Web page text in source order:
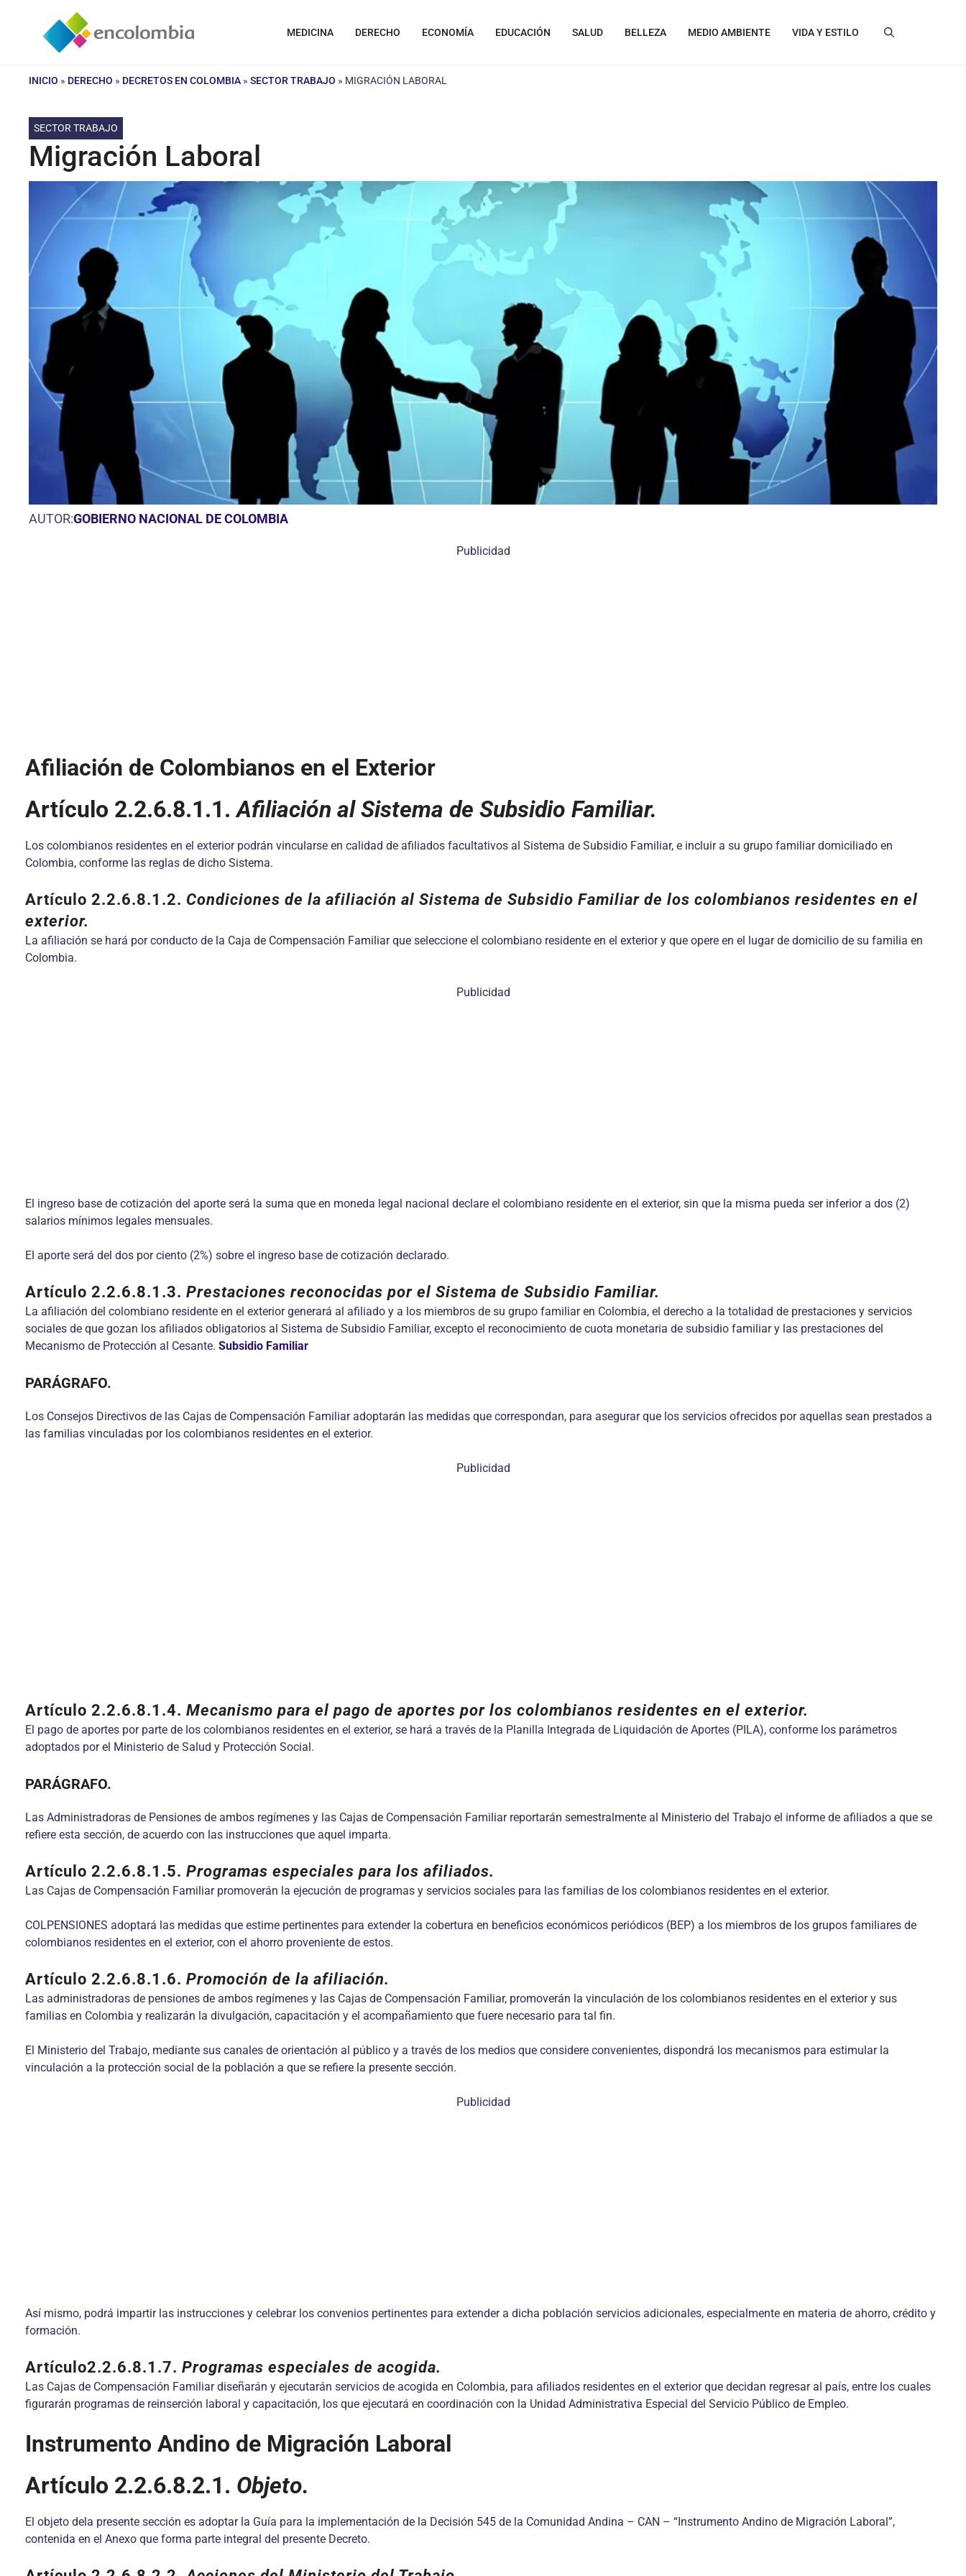
contenido
MEDICINA DERECHO ECONOMÍA EDUCACIÓN SALUD BELLEZA MEDIO AMBIENTE VIDA Y ESTILO
INICIO » DERECHO » DECRETOS EN COLOMBIA » SECTOR TRABAJO » MIGRACIÓN LABORAL
SECTOR TRABAJO
Migración Laboral
AUTOR:GOBIERNO NACIONAL DE COLOMBIA
Publicidad
Afiliación de Colombianos en el Exterior
Artículo 2.2.6.8.1.1.Afiliación al Sistema de Subsidio Familiar.
Los colombianos residentes en el exterior podrán vincularse en calidad de afiliados facultativos al Sistema de Subsidio Familiar, e incluir a su grupo familiar domiciliado en
Colombia, conforme las reglas de dicho Sistema.
Artículo 2.2.6.8.1.2. Condiciones de la afiliación al Sistema de Subsidio Familiar de los colombianos residentes en el
exterior.
La afiliación se hará por conducto de la Caja de Compensación Familiar que seleccione el colombiano residente en el exterior y que opere en el lugar de domicilio de su familia en
Colombia.
Publicidad
El ingreso base de cotización del aporte será la suma que en moneda legal nacional declare el colombiano residente en el exterior, sin que la misma pueda ser inferior a dos (2)
salarios mínimos legales mensuales.
El aporte será del dos por ciento (2%) sobre el ingreso base de cotización declarado.
Artículo 2.2.6.8.1.3. Prestaciones reconocidas por el Sistema de Subsidio Familiar.
La afiliación del colombiano residente en el exterior generará al afiliado y a los miembros de su grupo familiar en Colombia, el derecho a la totalidad de prestaciones y servicios
sociales de que gozan los afiliados obligatorios al Sistema de Subsidio Familiar, excepto el reconocimiento de cuota monetaria de subsidio familiar y las prestaciones del
Mecanismo de Protección al Cesante. Subsidio Familiar
PARÁGRAFO.
Los Consejos Directivos de las Cajas de Compensación Familiar adoptarán las medidas que correspondan, para asegurar que los servicios ofrecidos por aquellas sean prestados a
las familias vinculadas por los colombianos residentes en el exterior.
Publicidad
Artículo 2.2.6.8.1.4. Mecanismo para el pago de aportes por los colombianos residentes en el exterior.
El pago de aportes por parte de los colombianos residentes en el exterior, se hará a través de la Planilla Integrada de Liquidación de Aportes (PILA), conforme los parámetros
adoptados por el Ministerio de Salud y Protección Social.
PARÁGRAFO.
Las Administradoras de Pensiones de ambos regímenes y las Cajas de Compensación Familiar reportarán semestralmente al Ministerio del Trabajo el informe de afiliados a que se
refiere esta sección, de acuerdo con las instrucciones que aquel imparta.
Artículo 2.2.6.8.1.5. Programas especiales para los afiliados.
Las Cajas de Compensación Familiar promoverán la ejecución de programas y servicios sociales para las familias de los colombianos residentes en el exterior.
COLPENSIONES adoptará las medidas que estime pertinentes para extender la cobertura en beneficios económicos periódicos (BEP) a los miembros de los grupos familiares de
colombianos residentes en el exterior, con el ahorro proveniente de estos.
Artículo 2.2.6.8.1.6. Promoción de la afiliación.
Las administradoras de pensiones de ambos regímenes y las Cajas de Compensación Familiar, promoverán la vinculación de los colombianos residentes en el exterior y sus
familias en Colombia y realizarán la divulgación, capacitación y el acompañamiento que fuere necesario para tal fin.
El Ministerio del Trabajo, mediante sus canales de orientación al público y a través de los medios que considere convenientes, dispondrá los mecanismos para estimular la
vinculación a la protección social de la población a que se refiere la presente sección.
Publicidad
Así mismo, podrá impartir las instrucciones y celebrar los convenios pertinentes para extender a dicha población servicios adicionales, especialmente en materia de ahorro, crédito y
formación.
Artículo2.2.6.8.1.7. Programas especiales de acogida.
Las Cajas de Compensación Familiar diseñarán y ejecutarán servicios de acogida en Colombia, para afiliados residentes en el exterior que decidan regresar al país, entre los cuales
figurarán programas de reinserción laboral y capacitación, los que ejecutará en coordinación con la Unidad Administrativa Especial del Servicio Público de Empleo.
Instrumento Andino de Migración Laboral
Artículo 2.2.6.8.2.1. Objeto.
El objeto dela presente sección es adoptar la Guía para la implementación de la Decisión 545 de la Comunidad Andina – CAN – “Instrumento Andino de Migración Laboral”,
contenida en el Anexo que forma parte integral del presente Decreto.